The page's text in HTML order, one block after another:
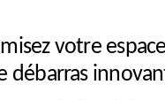
votre
débarras